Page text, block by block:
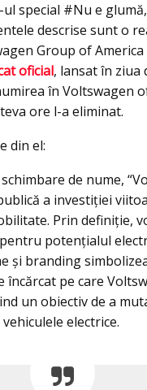
special #Nu e
descrise sunt o
Group of
oficial, lansat în ziua
în Voltswagen
ore l-a eliminat.
din el:
de nume,
a investiției
Prin definiție,
potențialul
și branding
încărcat pe care
un obiectiv de a
electrice.